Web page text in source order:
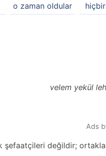
o zaman oldular
velem yekül
Ads
şefaatçileri değildir;